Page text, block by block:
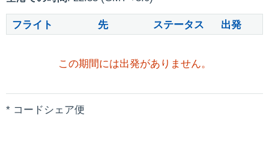
フライト 先 ステータス 出発
この期間には出発がありません。
* コードシェア便